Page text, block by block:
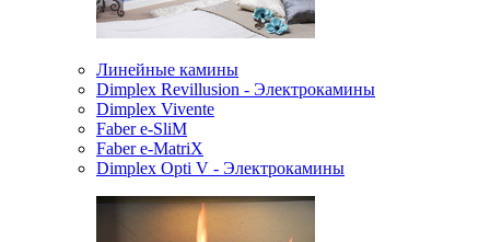
Линейные камины
Dimplex Revillusion - Электрокамины
Dimplex Vivente
Faber e-SliM
Faber e-MatriX
Dimplex Opti V - Электрокамины